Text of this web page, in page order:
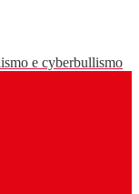
e cyberbullismo